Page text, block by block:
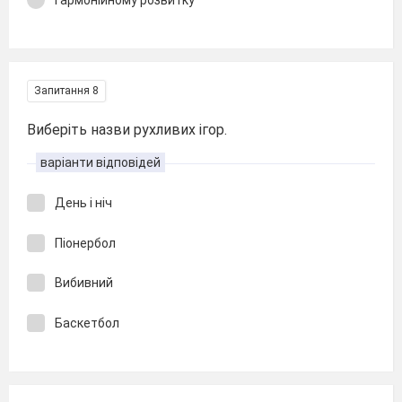
Запитання 8
Виберіть назви рухливих ігор.
варіанти відповідей
День і ніч
Піонербол
Вибивний
Баскетбол